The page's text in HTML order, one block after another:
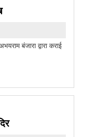
बंजारा द्वारा कराई